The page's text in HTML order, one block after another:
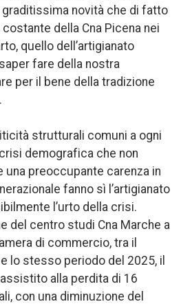
novità che di fatto
della Cna Picena nei
quello dell’artigianato
fare della nostra
per il bene della tradizione
strutturali comuni a ogni
demografica che non
una preoccupante carenza in
fanno sì l’artigianato
l’urto della crisi.
del centro studi Cna Marche a
di commercio, tra il
lo stesso periodo del 2025, il
alla perdita di 16
con una diminuzione del